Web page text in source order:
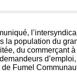
la population du
du commerçant à
de Fumel